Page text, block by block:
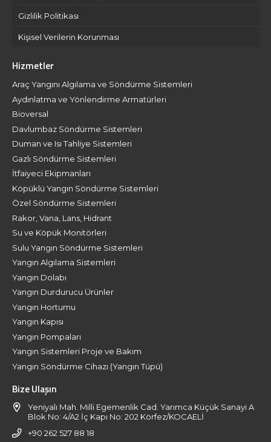
Gizlilik Politikası
Kişisel Verilerin Korunması
Hizmetler
Araç Yangını Algılama ve Söndürme Sistemleri
Aydınlatma ve Yönlendirme Armatürleri
Bioversal
Davlumbaz Söndürme Sistemleri
Duman ve Isı Tahliye Sistemleri
Gazlı Söndürme Sistemleri
İtfaiyeci Ekipmanları
Köpüklü Yangın Söndürme Sistemleri
Özel Söndürme Sistemleri
Rakor, Vana, Lans, Hidrant
Su ve Köpük Monitörleri
Sulu Yangın Söndürme Sistemleri
Yangın Algılama Sistemleri
Yangın Dolabı
Yangın Durdurucu Ürünler
Yangın Hortumu
Yangın Kapısı
Yangın Pompaları
Yangın Sistemleri Proje ve Bakım
Yangın Söndürme Cihazı (Yangın Tüpü)
Bize Ulaşın
Yeniyalı Mah. Milli Egemenlik Cad. Yarımca Küçük Sanayi A
Blok No: 4/A2 İç Kapı No: 202 Körfez/KOCAELİ
+90 262 527 88 18